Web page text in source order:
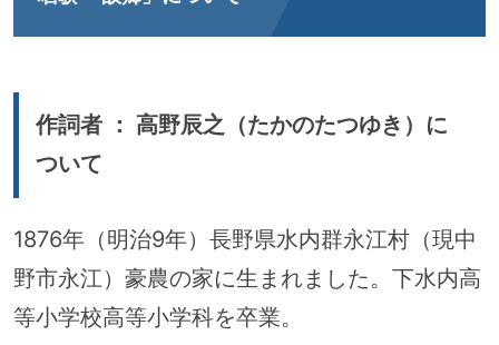
作詞者 ： 高野辰之（たかのたつゆき）に
ついて
1876年（明治9年）長野県水内群永江村（現中
野市永江）豪農の家に生まれました。下水内高
等小学校高等小学科を卒業。